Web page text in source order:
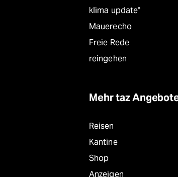
klima update°
Mauerecho
Freie Rede
reingehen
Mehr taz
Reisen
Kantine
Shop
Anzeigen